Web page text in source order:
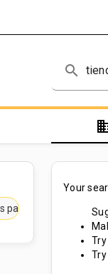
search
para la construcción
Your